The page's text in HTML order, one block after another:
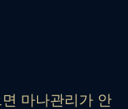
마나관리가 안